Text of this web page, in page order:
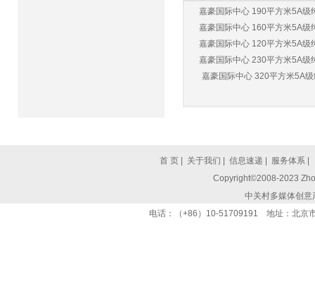
嘉豪国际中心 190平方米5A级
嘉豪国际中心 160平方米5A级
嘉豪国际中心 120平方米5A级
嘉豪国际中心 230平方米5A级
嘉豪国际中心 320平方米5A
首 页 关于我们 信息速递 服务体系
Copyright©2008-2023
中关村多媒体创
电话：（+86）10-51709191 地址：北京